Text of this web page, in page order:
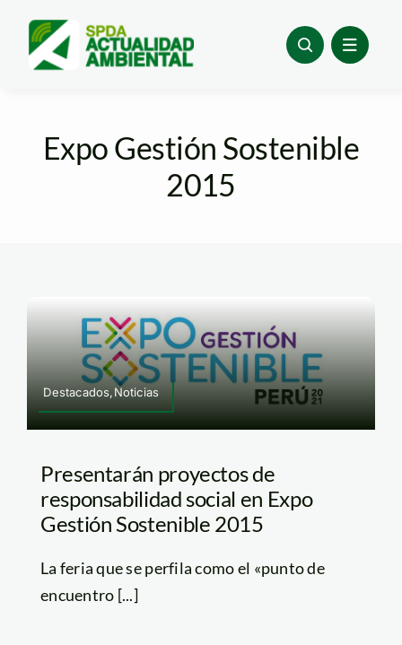
content
Expo Gestión Sostenible
2015
Destacados,Noticias
Presentarán proyectos de
responsabilidad social en Expo
Gestión Sostenible 2015
La feria que se perfila como el «punto de
encuentro [...]